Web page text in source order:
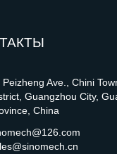
Peizheng Ave., Chini
Guangzhou City,
China